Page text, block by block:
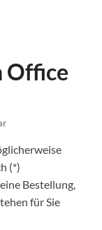
Office
(*)
Bestellung,
für Sie